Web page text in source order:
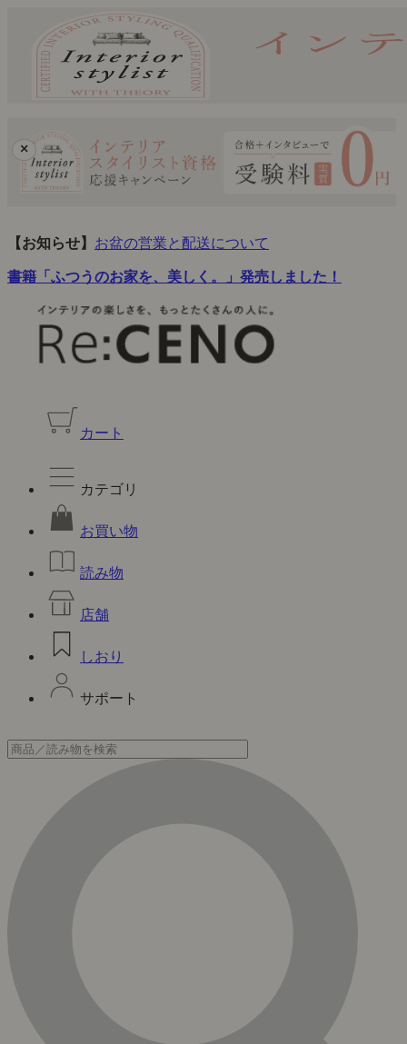
×
【お知らせ】 お盆の営業と配送について
書籍「ふつうのお家を、美しく。」発売しました！
カート
カテゴリ
お買い物
読み物
店舗
しおり
サポート